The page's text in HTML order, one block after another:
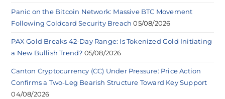
Panic on the Bitcoin Network: Massive BTC Movement
Following Coldcard Security Breach 05/08/2026
PAX Gold Breaks 42-Day Range: Is Tokenized Gold Initiating
a New Bullish Trend? 05/08/2026
Canton Cryptocurrency (CC) Under Pressure: Price Action
Confirms a Two-Leg Bearish Structure Toward Key Support
04/08/2026